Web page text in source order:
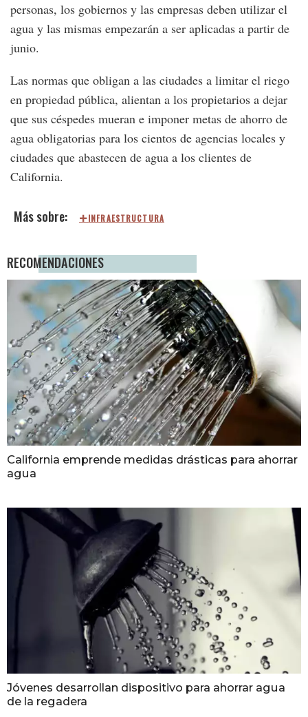
personas, los gobiernos y las empresas deben utilizar el
agua y las mismas empezarán a ser aplicadas a partir de
junio.
Las normas que obligan a las ciudades a limitar el riego
en propiedad pública, alientan a los propietarios a dejar
que sus céspedes mueran e imponer metas de ahorro de
agua obligatorias para los cientos de agencias locales y
ciudades que abastecen de agua a los clientes de
California.
INFRAESTRUCTURA
RECOMENDACIONES
California emprende medidas drásticas para ahorrar
agua
Jóvenes desarrollan dispositivo para ahorrar agua
de la regadera